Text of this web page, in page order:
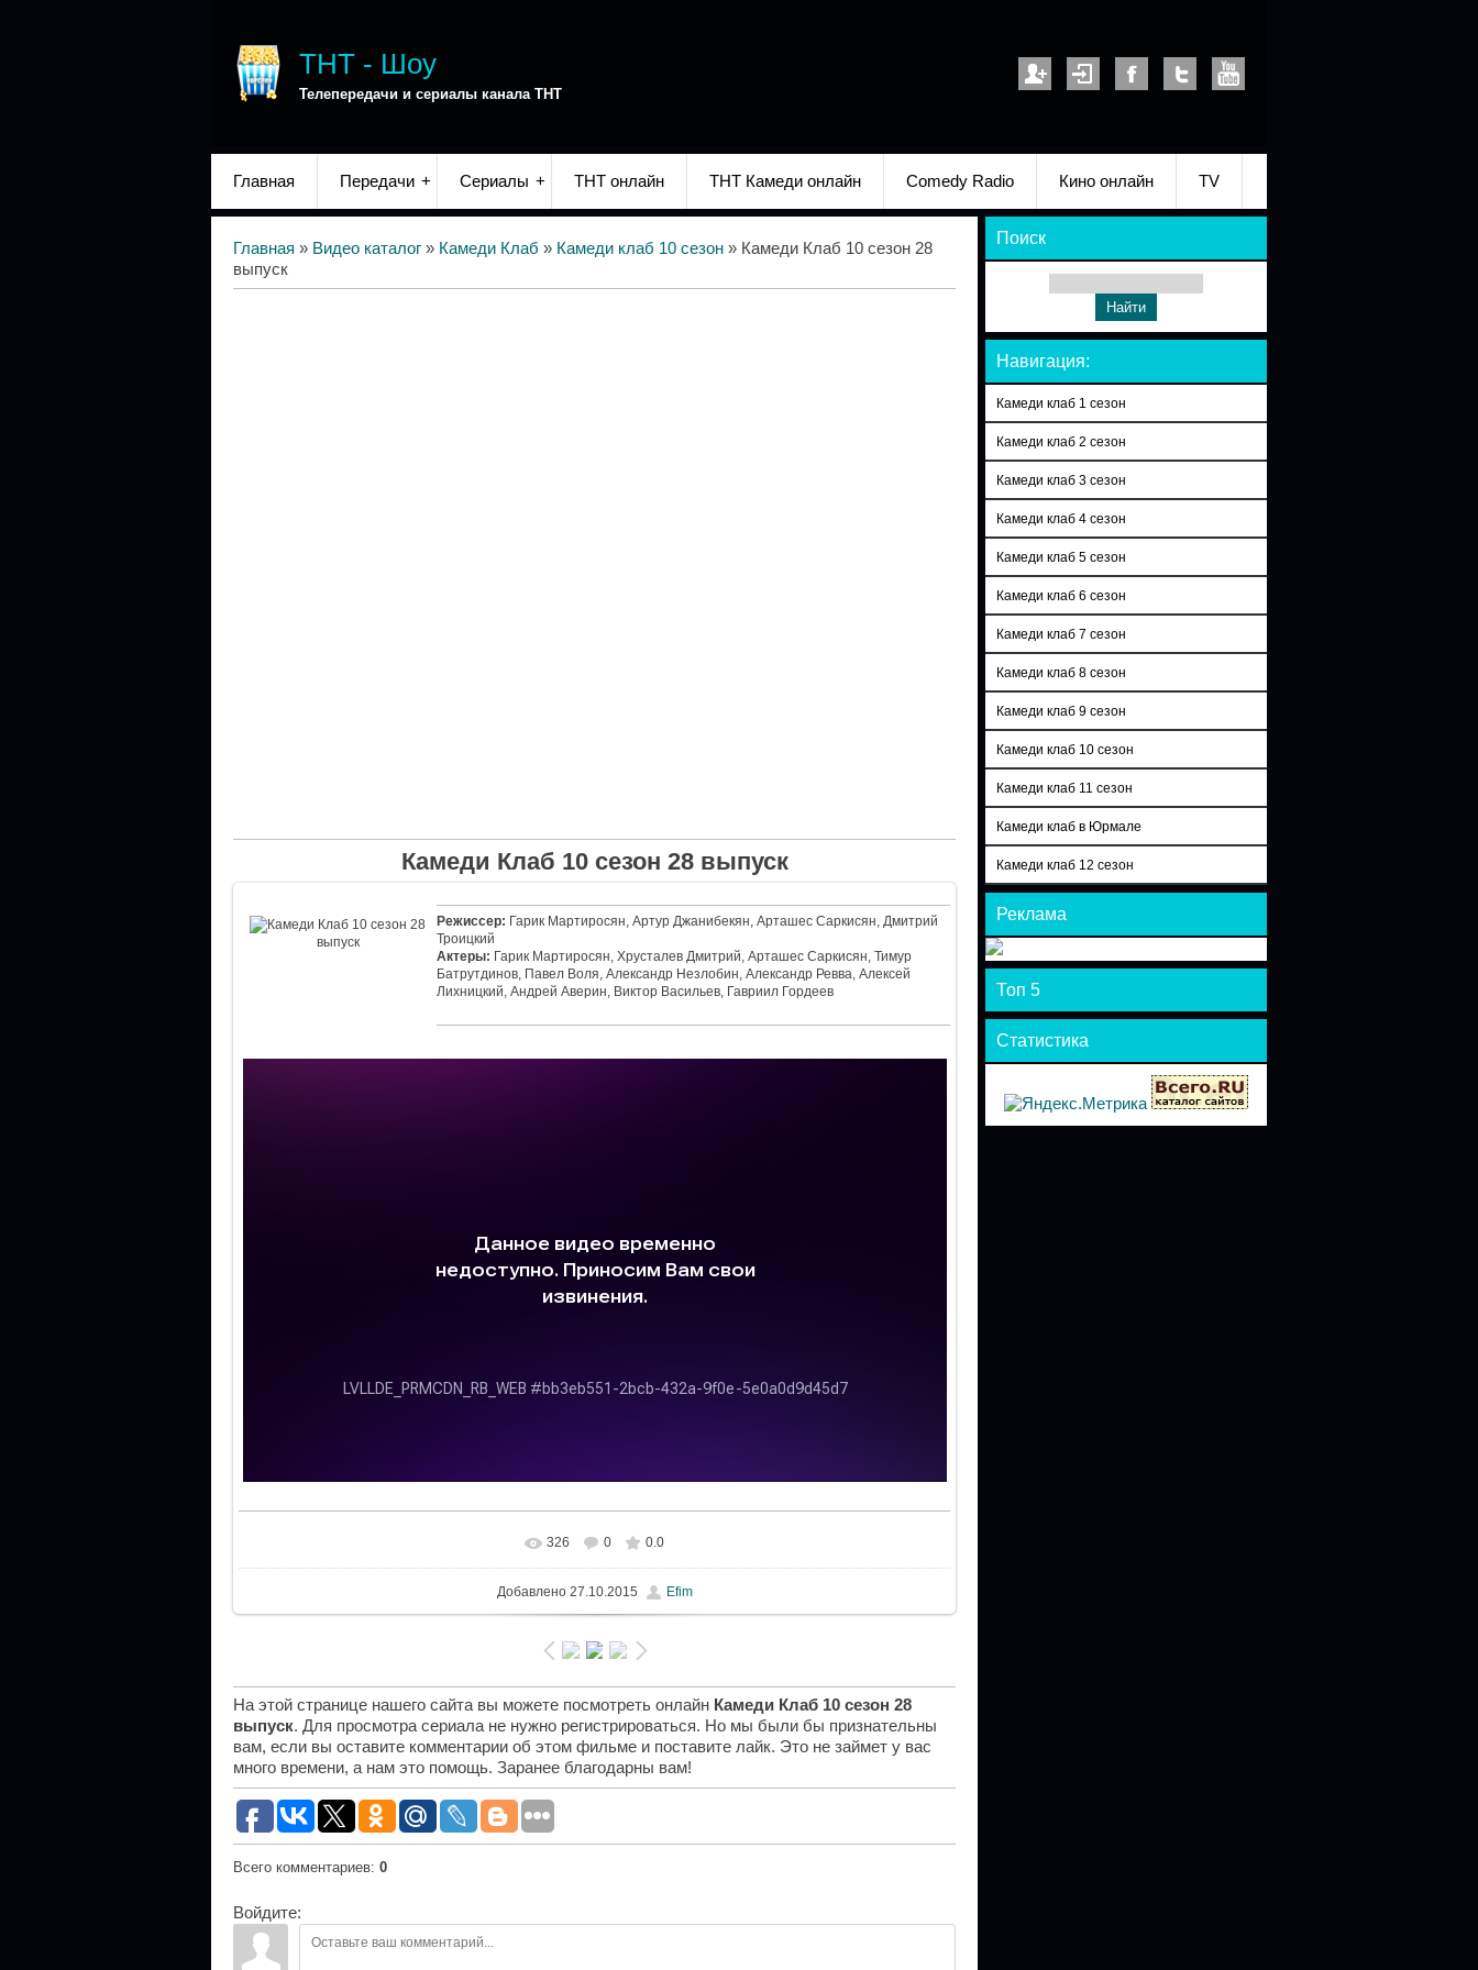
ТНТ - Шоу
Телепередачи и сериалы канала ТНТ
Главная Передачи Сериалы ТНТ онлайн ТНТ Камеди онлайн Comedy Radio Кино онлайн TV
Главная » Видео каталог » Камеди Клаб » Камеди клаб 10 сезон » Камеди Клаб 10 сезон 28
выпуск
Камеди Клаб 10 сезон 28 выпуск
Режиссер: Гарик Мартиросян, Артур Джанибекян, Арташес Саркисян, Дмитрий
Троицкий
Актеры: Гарик Мартиросян, Хрусталев Дмитрий, Арташес Саркисян, Тимур
Батрутдинов, Павел Воля, Александр Незлобин, Александр Ревва, Алексей
Лихницкий, Андрей Аверин, Виктор Васильев, Гавриил Гордеев
326 0 0.0
Добавлено27.10.2015 Efim
На этой странице нашего сайта вы можете посмотреть онлайн Камеди Клаб 10 сезон 28
выпуск. Для просмотра сериала не нужно регистрироваться. Но мы были бы признательны
вам, если вы оставите комментарии об этом фильме и поставите лайк. Это не займет у вас
много времени, а нам это помощь. Заранее благодарны вам!
Всего комментариев: 0
Войдите:
Поиск
Навигация:
Камеди клаб 1 сезон
Камеди клаб 2 сезон
Камеди клаб 3 сезон
Камеди клаб 4 сезон
Камеди клаб 5 сезон
Камеди клаб 6 сезон
Камеди клаб 7 сезон
Камеди клаб 8 сезон
Камеди клаб 9 сезон
Камеди клаб 10 сезон
Камеди клаб 11 сезон
Камеди клаб в Юрмале
Камеди клаб 12 сезон
Реклама
Топ 5
Статистика